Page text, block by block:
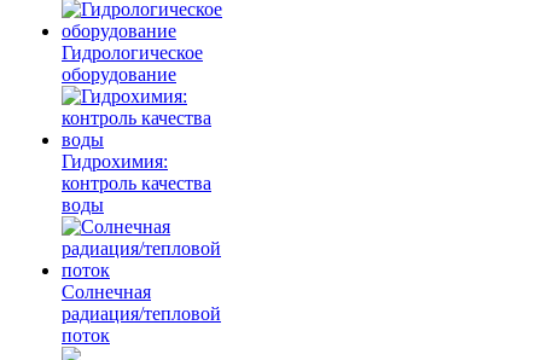
Гидрологическое
оборудование
Гидрохимия:
контроль качества
воды
Солнечная
радиация/тепловой
поток